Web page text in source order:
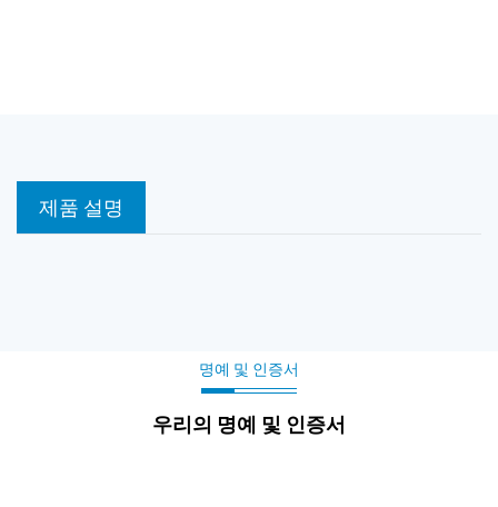
제품 설명
명예 및 인증서
우리의 명예 및 인증서